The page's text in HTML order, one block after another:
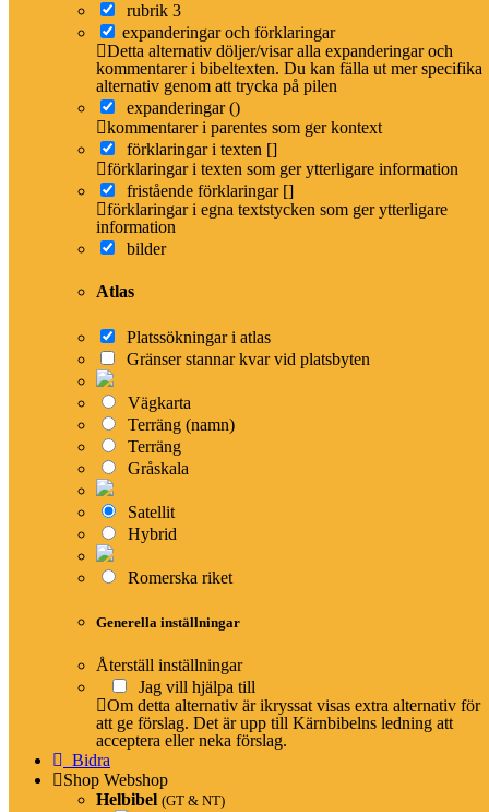
rubrik 3
expanderingar och förklaringar
Detta alternativ döljer/visar alla expanderingar och
kommentarer i bibeltexten. Du kan fälla ut mer specifika
alternativ genom att trycka på pilen
expanderingar ()
kommentarer i parentes som ger kontext
förklaringar i texten []
förklaringar i texten som ger ytterligare information
fristående förklaringar []
förklaringar i egna textstycken som ger ytterligare
information
bilder
Atlas
Platssökningar i atlas
Gränser stannar kvar vid platsbyten
Vägkarta
Terräng (namn)
Terräng
Gråskala
Satellit
Hybrid
Romerska riket
Generella inställningar
Återställ inställningar
Jag vill hjälpa till
Om detta alternativ är ikryssat visas extra alternativ för
att ge förslag. Det är upp till Kärnbibelns ledning att
acceptera eller neka förslag.
Bidra
Shop Webshop
Helbibel (GT & NT)
Obligatorisk
Om översättningen
Om Kärnbibeln
Vittnesbörd
Generös copyright
Om Bibeln
Välkommen till Bibeln
Alla svenska översättningar
Uttryck och stilfigurer
Vad är en Kiasm?
Hjälpmedel
Konvertera bibelreferenser
Bibelns böcker – förkortningar
Hashtagstandard
Länka till Kärnbibeln
Karta